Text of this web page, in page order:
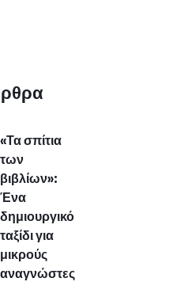
«Τα σπίτια
των
βιβλίων»:
Ένα
δημιουργικό
ταξίδι για
μικρούς
αναγνώστες